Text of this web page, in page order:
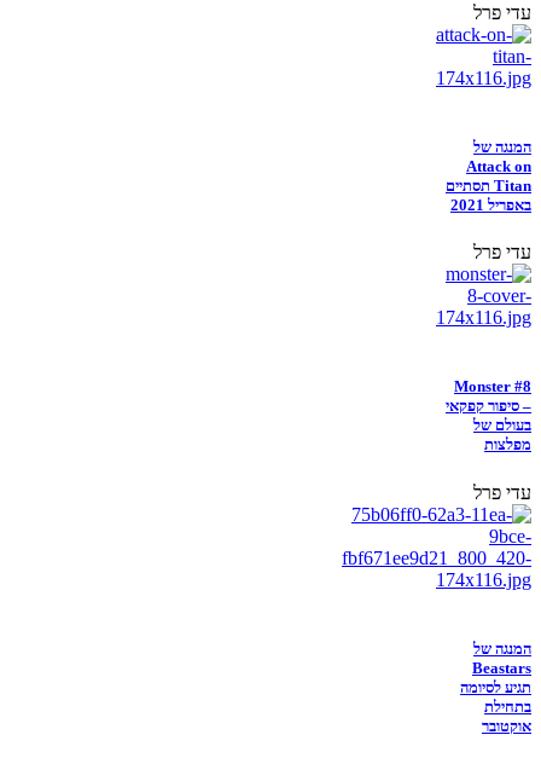
עדי פרל
המנגה של
Attack on
Titan תסתיים
באפריל 2021
עדי פרל
Monster #8
– סיפור קפקאי
בעולם של
מפלצות
עדי פרל
המנגה של
Beastars
תגיע לסיומה
בתחילת
אוקטובר